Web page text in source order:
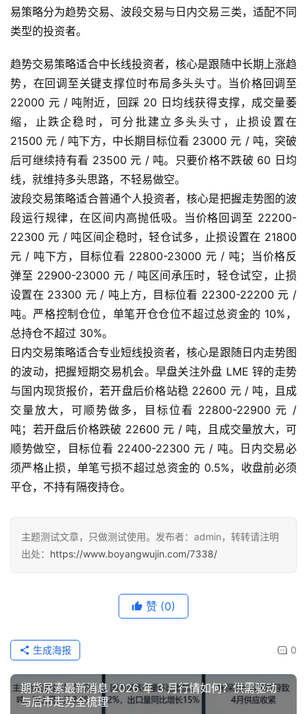
易策略分为趋势交易、波段交易与日内交易三类，适配不同
类型的投资者。
趋势交易策略适合中长线投资者，核心是跟随中长期上涨趋
势，在回调至关键支撑位时布局多头头寸。当价格回调至
22000 元 / 吨附近，回踩 20 日均线获得支撑，成交量萎
缩，止跌企稳时，可分批建立多头头寸，止损设置在
21500 元 / 吨下方，中长期目标位看 23000 元 / 吨，突破
后可继续持有看 23500 元 / 吨。只要价格不跌破 60 日均
线，就维持多头思路，不轻易做空。
波段交易策略适合普通个人投资者，核心是把握走势图的波
段运行规律，在区间内高抛低吸。当价格回调至 22200-
22300 元 / 吨区间企稳时，轻仓试多，止损设置在 21800
元 / 吨下方，目标位看 22800-23000 元 / 吨；当价格反
弹至 22900-23000 元 / 吨区间承压时，轻仓试空，止损
设置在 23300 元 / 吨上方，目标位看 22300-22200 元 /
吨。严格控制仓位，单笔开仓仓位不超过总资金的 10%，
总持仓不超过 30%。
日内交易策略适合专业短线投资者，核心是跟随日内走势图
的波动，把握短期交易机会。早盘关注外盘 LME 锌的走势
与国内现货报价，若开盘后价格站稳 22600 元 / 吨，且成
交量放大，可顺势做多，目标位看 22800-22900 元 /
吨；若开盘后价格跌破 22600 元 / 吨，且成交量放大，可
顺势做空，目标位看 22400-22300 元 / 吨。日内交易必
须严格止损，单笔亏损不超过总资金的 0.5%，收盘前必须
平仓，不持有隔夜持仓。
主题测试文章，只做测试使用。发布者：admin，转转请注明
出处： https://www.boyangwujin.com/7338/
赞 (0)
0
生成海报
期货尿素最新消息 2026 年 3 月行情如何？供需驱动
与后市走势全梳理